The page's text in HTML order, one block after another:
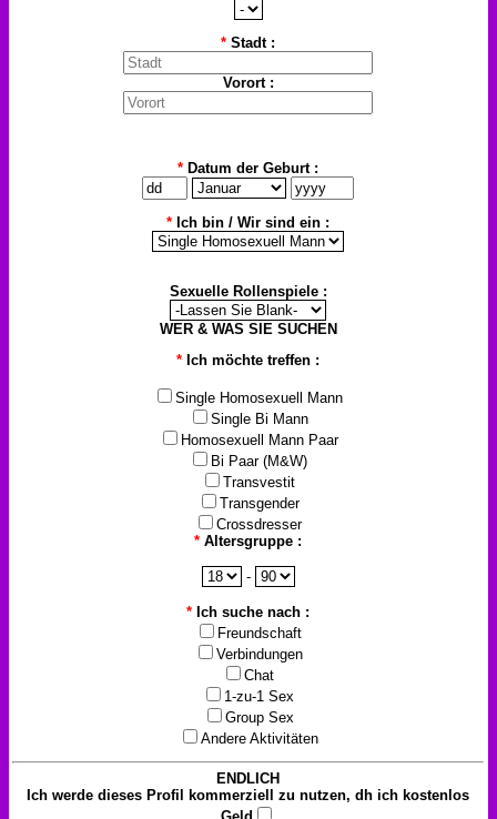
* Stadt :
Vorort :
* Datum der Geburt :
* Ich bin / Wir sind ein :
Sexuelle Rollenspiele :
WER & WAS SIE SUCHEN
* Ich möchte treffen :
Single Homosexuell Mann
Single Bi Mann
Homosexuell Mann Paar
Bi Paar (M&W)
Transvestit
Transgender
Crossdresser
* Altersgruppe :
-
* Ich suche nach :
Freundschaft
Verbindungen
Chat
1-zu-1 Sex
Group Sex
Andere Aktivitäten
ENDLICH
Ich werde dieses Profil kommerziell zu nutzen, dh ich kostenlos